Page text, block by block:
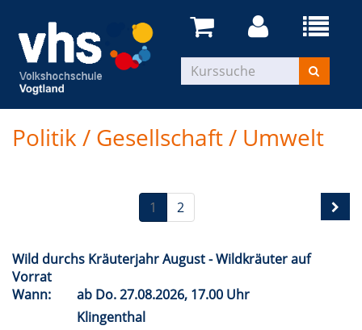
Politik / Gesellschaft / Umwelt
1 2
Wild durchs Kräuterjahr August - Wildkräuter auf
Vorrat
Wann:
ab Do.27.08.2026, 17.00 Uhr
Klingenthal